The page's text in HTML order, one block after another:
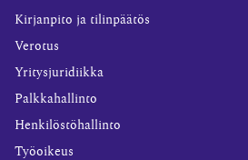
Kirjanpito ja tilinpäätös
Verotus
Yritysjuridiikka
Palkkahallinto
Henkilöstöhallinto
Työoikeus